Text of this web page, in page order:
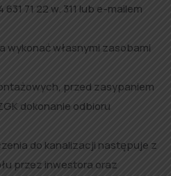
71 22 w. 311 lub e-mailem
wykonać własnymi zasobami
przed zasypaniem
dokonanie odbioru
do kanalizacji następuje z
przez inwestora oraz